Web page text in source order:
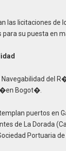
las licitaciones de
su puesta en
del
Bogot�.
puertos en
de La Dorada
Portuaria de